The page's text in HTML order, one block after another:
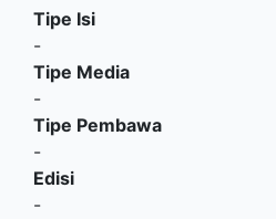
Tipe Isi
-
Tipe Media
-
Tipe Pembawa
-
Edisi
-